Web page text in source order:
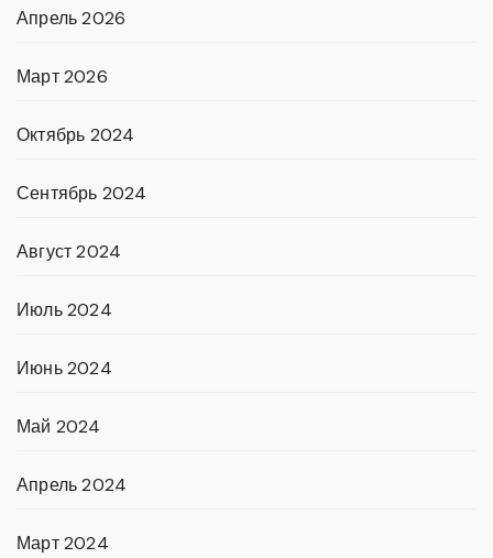
Апрель 2026
Март 2026
Октябрь 2024
Сентябрь 2024
Август 2024
Июль 2024
Июнь 2024
Май 2024
Апрель 2024
Март 2024